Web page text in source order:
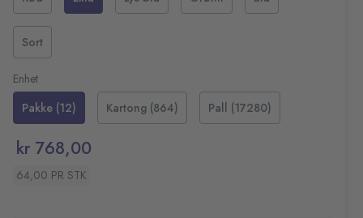
komfort i hvert strøk. Den glir jevnt over papiret med en
fin spiss og tåler utallige korrigeringer. Påfyllbar og
slitesterk – en innovativ penn for deg som vil ha
papiret
Ergonomisk grep for komfortabel skriving
Farge: Lilla
Sort
Enhet
Pakke (12)
Kartong (864) Pall (17280)
kr 768,00
64,00 PR STK